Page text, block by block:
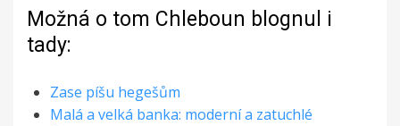
Možná o tom Chleboun blognul i
tady:
Zase píšu hegešům
Malá a velká banka: moderní a zatuchlé